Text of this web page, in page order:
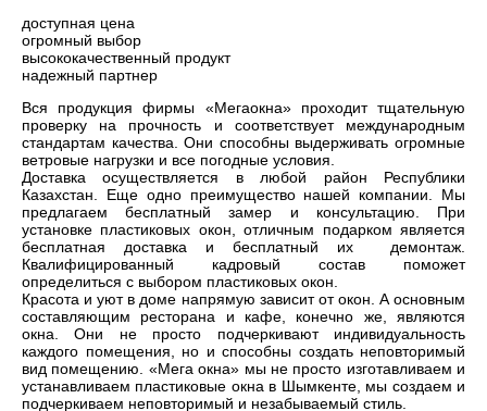
доступная цена
огромный выбор
высококачественный продукт
надежный партнер
Вся продукция фирмы «Мегаокна» проходит тщательную
проверку на прочность и соответствует международным
стандартам качества. Они способны выдерживать огромные
ветровые нагрузки и все погодные условия.
Доставка осуществляется в любой район Республики
Казахстан. Еще одно преимущество нашей компании. Мы
предлагаем бесплатный замер и консультацию. При
установке пластиковых окон, отличным подарком является
бесплатная доставка и бесплатный их демонтаж.
Квалифицированный кадровый состав поможет
определиться с выбором пластиковых окон.
Красота и уют в доме напрямую зависит от окон. А основным
составляющим ресторана и кафе, конечно же, являются
окна. Они не просто подчеркивают индивидуальность
каждого помещения, но и способны создать неповторимый
вид помещению. «Мега окна» мы не просто изготавливаем и
устанавливаем пластиковые окна в Шымкенте, мы создаем и
подчеркиваем неповторимый и незабываемый стиль.